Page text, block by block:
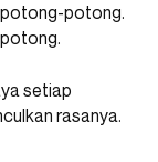
potong.
setiap
rasanya.